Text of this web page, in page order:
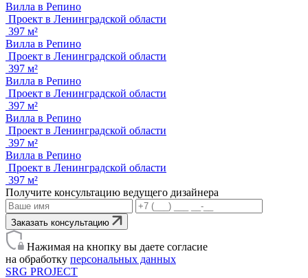
Вилла в Репино
Проект в Ленинградской области
397 м²
Вилла в Репино
Проект в Ленинградской области
397 м²
Вилла в Репино
Проект в Ленинградской области
397 м²
Вилла в Репино
Проект в Ленинградской области
397 м²
Вилла в Репино
Проект в Ленинградской области
397 м²
Получите консультацию ведущего дизайнера
Заказать консультацию
Нажимая на кнопку вы даете согласие
на обработку персональных данных
SRG PROJECT